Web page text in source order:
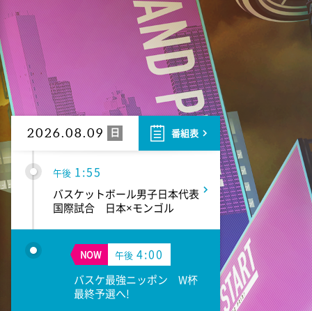
2026.08.09 日 番組表
新婚さんいらっしゃい! 世界
一周中に運命の3回遭遇!?長
崎・奈留島の移住夫婦
午後
華丸丼と大吉麺 荻窪の丼!カ
レー全国1位VSふぐとすっぽん
300円台
午後 1:55
バスケットボール男子日本代表
国際試合 日本×モンゴル
NOW 午後 4:00
バスケ最強ニッポン W杯
最終予選へ!